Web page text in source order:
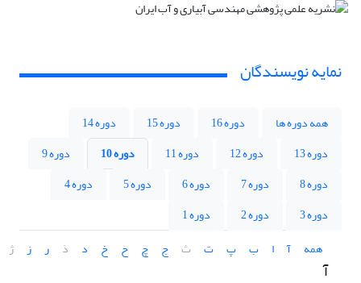
نمایه نویسندگان
همه دوره ها دوره 16 دوره 15
دوره 14
دوره 13
دوره 12 دوره 11 دوره 10
دوره 9
دوره 8
دوره 7 دوره 6 دوره 5
دوره 4
دوره 3
دوره 2
دوره 1
همه
آ ا ب پ ت ث ج چ ح خ د ذ ر ز ژ
آ